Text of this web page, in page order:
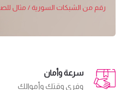
رقم من الشبكات السورية / مثال للصيغة
سرعة وأمان
وفري وقتك وأموالك